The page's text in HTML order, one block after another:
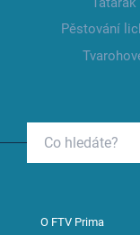
Pěstování
O FTV Prima